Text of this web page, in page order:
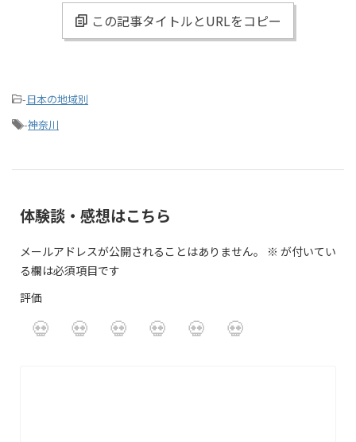
この記事タイトルとURLをコピー
-日本の地域別
-神奈川
体験談・感想はこちら
メールアドレスが公開されることはありません。 ※ が付いてい
る欄は必須項目です
評価